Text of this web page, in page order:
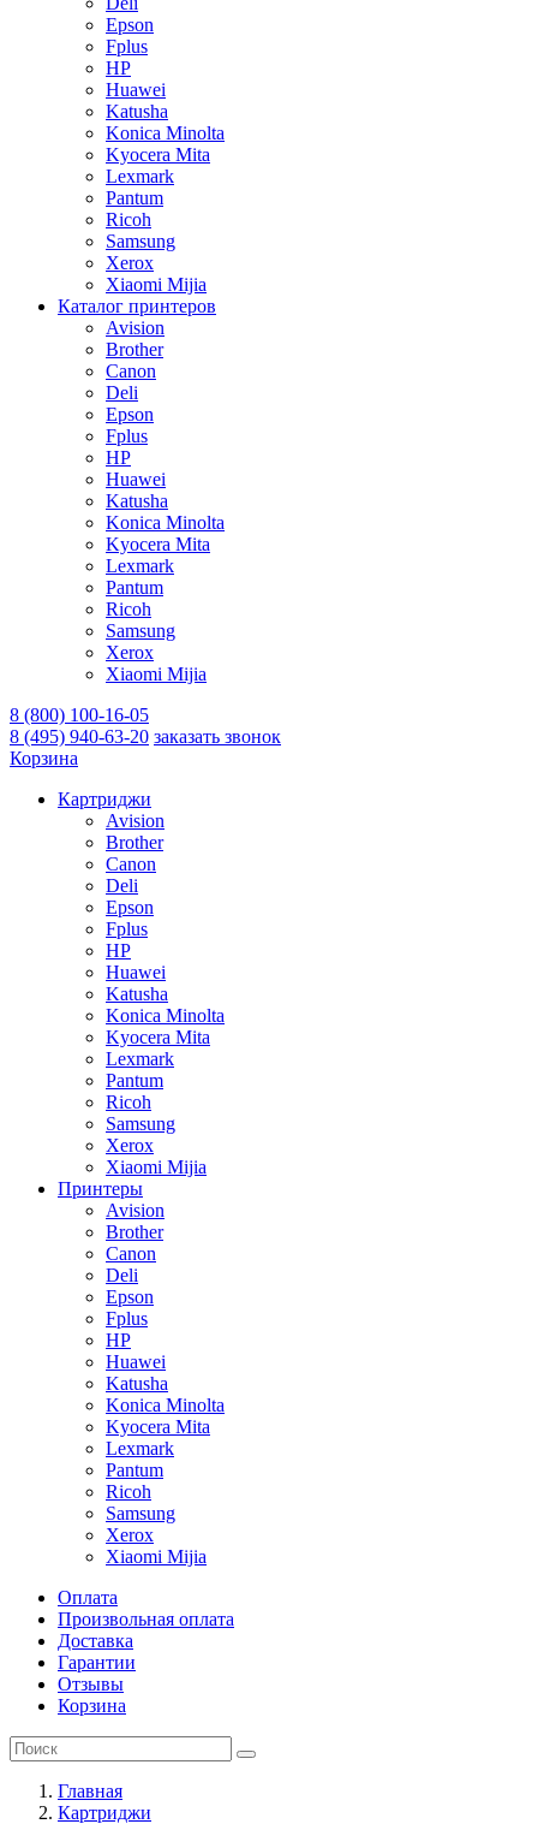
Epson
Fplus
HP
Huawei
Katusha
Konica Minolta
Kyocera Mita
Lexmark
Pantum
Ricoh
Samsung
Xerox
Xiaomi Mijia
Каталог принтеров
Avision
Brother
Canon
Deli
Epson
Fplus
HP
Huawei
Katusha
Konica Minolta
Kyocera Mita
Lexmark
Pantum
Ricoh
Samsung
Xerox
Xiaomi Mijia
8 (800) 100-16-05
8 (495) 940-63-20 заказать звонок
Корзина
Картриджи
Avision
Brother
Canon
Deli
Epson
Fplus
HP
Huawei
Katusha
Konica Minolta
Kyocera Mita
Lexmark
Pantum
Ricoh
Samsung
Xerox
Xiaomi Mijia
Принтеры
Avision
Brother
Canon
Deli
Epson
Fplus
HP
Huawei
Katusha
Konica Minolta
Kyocera Mita
Lexmark
Pantum
Ricoh
Samsung
Xerox
Xiaomi Mijia
Оплата
Произвольная оплата
Доставка
Гарантии
Отзывы
Корзина
Главная
Картриджи